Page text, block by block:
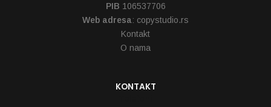
PIB 106537706
Web adresa: copystudio.rs
Kontakt
O nama
KONTAKT